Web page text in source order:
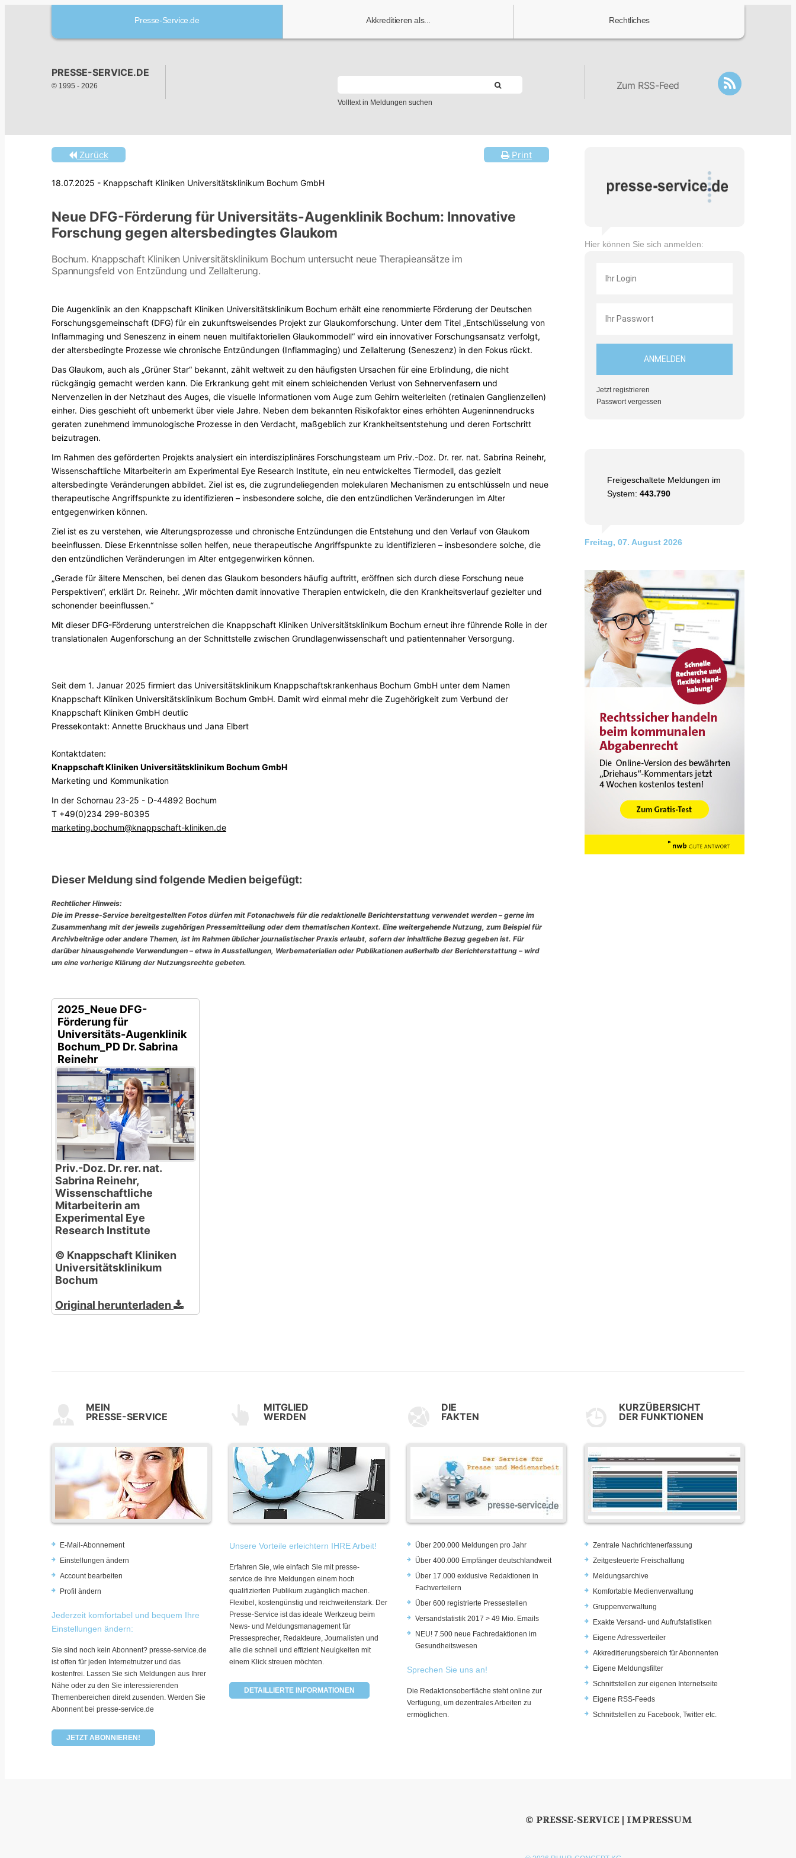
Presse-Service.de Akkreditieren als... Rechtliches
PRESSE-SERVICE.DE
© 1995 - 2026
Volltext in Meldungen suchen
Zum RSS-Feed
Print
Zurück
18.07.2025 - Knappschaft Kliniken Universitätsklinikum Bochum GmbH
Neue DFG-Förderung für Universitäts-Augenklinik Bochum: Innovative
Forschung gegen altersbedingtes Glaukom
Bochum. Knappschaft Kliniken Universitätsklinikum Bochum untersucht neue Therapieansätze im
Spannungsfeld von Entzündung und Zellalterung.
Die Augenklinik an den Knappschaft Kliniken Universitätsklinikum Bochum erhält eine renommierte Förderung der Deutschen
Forschungsgemeinschaft (DFG) für ein zukunftsweisendes Projekt zur Glaukomforschung. Unter dem Titel „Entschlüsselung von
Inflammaging und Seneszenz in einem neuen multifaktoriellen Glaukommodell“ wird ein innovativer Forschungsansatz verfolgt,
der altersbedingte Prozesse wie chronische Entzündungen (Inflammaging) und Zellalterung (Seneszenz) in den Fokus rückt.
Das Glaukom, auch als „Grüner Star“ bekannt, zählt weltweit zu den häufigsten Ursachen für eine Erblindung, die nicht
rückgängig gemacht werden kann. Die Erkrankung geht mit einem schleichenden Verlust von Sehnervenfasern und
Nervenzellen in der Netzhaut des Auges, die visuelle Informationen vom Auge zum Gehirn weiterleiten (retinalen Ganglienzellen)
einher. Dies geschieht oft unbemerkt über viele Jahre. Neben dem bekannten Risikofaktor eines erhöhten Augeninnendrucks
geraten zunehmend immunologische Prozesse in den Verdacht, maßgeblich zur Krankheitsentstehung und deren Fortschritt
beizutragen.
Im Rahmen des geförderten Projekts analysiert ein interdisziplinäres Forschungsteam um Priv.-Doz. Dr. rer. nat. Sabrina Reinehr,
Wissenschaftliche Mitarbeiterin am Experimental Eye Research Institute, ein neu entwickeltes Tiermodell, das gezielt
altersbedingte Veränderungen abbildet. Ziel ist es, die zugrundeliegenden molekularen Mechanismen zu entschlüsseln und neue
therapeutische Angriffspunkte zu identifizieren – insbesondere solche, die den entzündlichen Veränderungen im Alter
entgegenwirken können.
Ziel ist es zu verstehen, wie Alterungsprozesse und chronische Entzündungen die Entstehung und den Verlauf von Glaukom
beeinflussen. Diese Erkenntnisse sollen helfen, neue therapeutische Angriffspunkte zu identifizieren – insbesondere solche, die
den entzündlichen Veränderungen im Alter entgegenwirken können.
„Gerade für ältere Menschen, bei denen das Glaukom besonders häufig auftritt, eröffnen sich durch diese Forschung neue
Perspektiven“, erklärt Dr. Reinehr. „Wir möchten damit innovative Therapien entwickeln, die den Krankheitsverlauf gezielter und
schonender beeinflussen.“
Mit dieser DFG-Förderung unterstreichen die Knappschaft Kliniken Universitätsklinikum Bochum erneut ihre führende Rolle in der
translationalen Augenforschung an der Schnittstelle zwischen Grundlagenwissenschaft und patientennaher Versorgung.
Seit dem 1. Januar 2025 firmiert das Universitätsklinikum Knappschaftskrankenhaus Bochum GmbH unter dem Namen
Knappschaft Kliniken Universitätsklinikum Bochum GmbH. Damit wird einmal mehr die Zugehörigkeit zum Verbund der
Knappschaft Kliniken GmbH deutlic
Pressekontakt: Annette Bruckhaus und Jana Elbert
Kontaktdaten:
Knappschaft Kliniken Universitätsklinikum Bochum GmbH
Marketing und Kommunikation
In der Schornau 23-25 - D-44892 Bochum
T +49(0)234 299-80395
marketing.bochum@knappschaft-kliniken.de
Dieser Meldung sind folgende Medien beigefügt:
Rechtlicher Hinweis:
Die im Presse-Service bereitgestellten Fotos dürfen mit Fotonachweis für die redaktionelle Berichterstattung verwendet werden – gerne im
Zusammenhang mit der jeweils zugehörigen Pressemitteilung oder dem thematischen Kontext. Eine weitergehende Nutzung, zum Beispiel für
Archivbeiträge oder andere Themen, ist im Rahmen üblicher journalistischer Praxis erlaubt, sofern der inhaltliche Bezug gegeben ist. Für
darüber hinausgehende Verwendungen – etwa in Ausstellungen, Werbematerialien oder Publikationen außerhalb der Berichterstattung – wird
um eine vorherige Klärung der Nutzungsrechte gebeten.
2025_Neue DFG-
Förderung für
Universitäts-Augenklinik
Bochum_PD Dr. Sabrina
Reinehr
Priv.-Doz. Dr. rer. nat.
Sabrina Reinehr,
Wissenschaftliche
Mitarbeiterin am
Experimental Eye
Research Institute
© Knappschaft Kliniken
Universitätsklinikum
Bochum
Original herunterladen
Hier können Sie sich anmelden:
Jetzt registrieren
Passwort vergessen
Freigeschaltete Meldungen im
System: 443.790
Freitag, 07. August 2026
MEIN
PRESSE-SERVICE
E-Mail-Abonnement
Einstellungen ändern
Account bearbeiten
Profil ändern
Jederzeit komfortabel und bequem Ihre
Einstellungen ändern:
Sie sind noch kein Abonnent? presse-service.de
ist offen für jeden Internetnutzer und das
kostenfrei. Lassen Sie sich Meldungen aus Ihrer
Nähe oder zu den Sie interessierenden
Themenbereichen direkt zusenden. Werden Sie
Abonnent bei presse-service.de
JETZT ABONNIEREN!
MITGLIED
WERDEN
Unsere Vorteile erleichtern IHRE Arbeit!
Erfahren Sie, wie einfach Sie mit presse-
service.de Ihre Meldungen einem hoch
qualifizierten Publikum zugänglich machen.
Flexibel, kostengünstig und reichweitenstark. Der
Presse-Service ist das ideale Werkzeug beim
News- und Meldungsmanagement für
Pressesprecher, Redakteure, Journalisten und
alle die schnell und effizient Neuigkeiten mit
einem Klick streuen möchten.
DETAILLIERTE INFORMATIONEN
DIE
FAKTEN
Über 200.000 Meldungen pro Jahr
Über 400.000 Empfänger deutschlandweit
Über 17.000 exklusive Redaktionen in
Fachverteilern
Über 600 registrierte Pressestellen
Versandstatistik 2017 > 49 Mio. Emails
NEU! 7.500 neue Fachredaktionen im
Gesundheitswesen
Sprechen Sie uns an!
Die Redaktionsoberfläche steht online zur
Verfügung, um dezentrales Arbeiten zu
ermöglichen.
KURZÜBERSICHT
DER FUNKTIONEN
Zentrale Nachrichtenerfassung
Zeitgesteuerte Freischaltung
Meldungsarchive
Komfortable Medienverwaltung
Gruppenverwaltung
Exakte Versand- und Aufrufstatistiken
Eigene Adressverteiler
Akkreditierungsbereich für Abonnenten
Eigene Meldungsfilter
Schnittstellen zur eigenen Internetseite
Eigene RSS-Feeds
Schnittstellen zu Facebook, Twitter etc.
© PRESSE-SERVICE | IMPRESSUM